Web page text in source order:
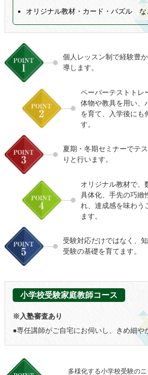
オリジナル教材・カード・パズル な
個人レッスン制で経験豊
導します。
ペーパーテストトレ
体物や教具を用い、
を育て、入学後にも
す。
夏期・冬期セミナーでテ
りと行います。
オリジナル教材で、
具体化、手先の巧緻
れ、達成感を味わう
ます。
受験対応だけではなく、
受験の基礎を育てます。
小学校受験家庭教師コース
※入塾審査あり
●専任講師がご自宅にお伺いし、きめ細や
多様化する小学校受験の